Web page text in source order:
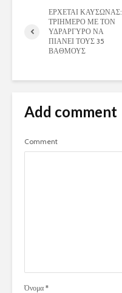
ΕΡΧΕΤΑΙ ΚΑΥΣΩΝΑΣ:
ΤΡΙΗΜΕΡΟ ΜΕ ΤΟΝ
ΥΔΡΑΡΓΥΡΟ ΝΑ
ΠΙΑΝΕΙ ΤΟΥΣ 35
ΒΑΘΜΟΥΣ
Add comment
Comment
Όνομα *